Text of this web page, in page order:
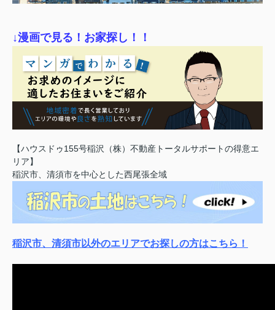
↓漫画で見る！お家探し！！
【ハウスドゥ155号稲沢（株）不動産トータルサポートの得意エ
リア】
稲沢市、清須市を中心とした西尾張全域
稲沢市、清須市以外のエリアでお探しの方はこちら！